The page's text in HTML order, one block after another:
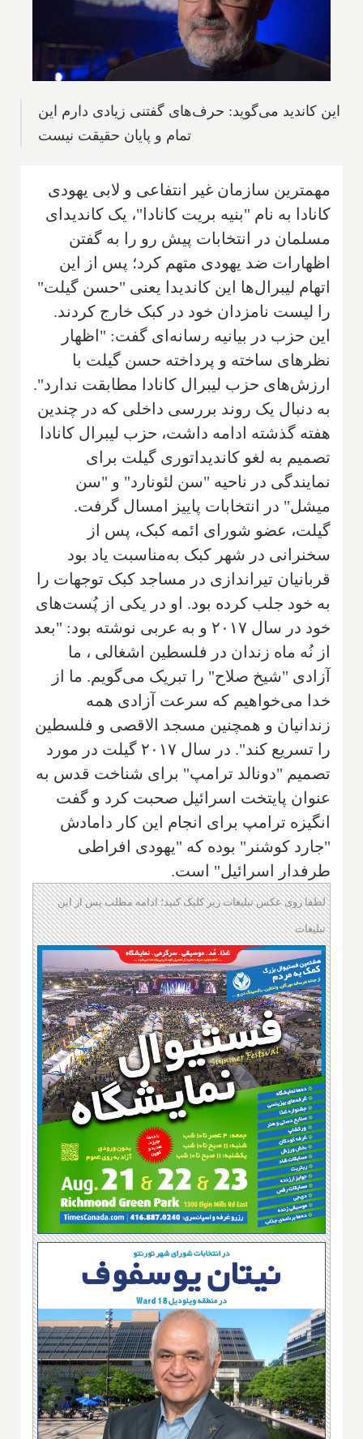
این کاندید می‌گوید: حرف‌های گفتنی زیادی دارم این
تمام و پایان حقیقت نیست
مهمترین سازمان غیر انتفاعی و لابی یهودی
کانادا به نام "بنیه بریت كانادا"، یک کاندیدای
مسلمان در انتخابات پیش رو را به گفتن
اظهارات ضد یهودی متهم كرد؛ پس از این
اتهام لیبرال‌ها این کاندیدا یعنی "حسن گیلت"
را لیست نامزدان خود در كبک خارج کردند.
این حزب در بیانیه رسانه‌ای گفت: "اظهار
نظرهای ساخته و پرداخته حسن گیلت با
ارزش‌های حزب لیبرال کانادا مطابقت ندارد".
به دنبال یک روند بررسی داخلی که در چندین
هفته گذشته ادامه داشت‌، حزب لیبرال کانادا
تصمیم به لغو کاندیداتوری گیلت برای
نمایندگی در ناحیه "سن لئونارد" و "سن
میشل" در انتخابات پاییز امسال گرفت.
گیلت‌، عضو شورای ائمه کبک‌، پس از
سخنرانی در شهر کبک به‌مناسبت یاد بود
قربانیان تیراندازی در مساجد کبک توجهات را
به خود جلب کرده بود. او در یکی از پُست‌های
خود در سال ۲۰۱۷ و به عربی نوشته بود: "بعد
از نُه ماه زندان در فلسطین اشغالی ، ما
آزادی "شیخ صلاح" را تبریک می‌گویم. ما از
خدا می‌خواهیم که سرعت آزادی همه
زندانیان و همچنین مسجد الاقصی و فلسطین
را تسریع کند". در سال ۲۰۱۷ گیلت در مورد
تصمیم "دونالد ترامپ" برای شناخت قدس به
عنوان پایتخت اسرائیل صحبت کرد و گفت
انگیزه ترامپ برای انجام این کار دامادش
"جارد کوشنر" بوده که "یهودی افراطی
طرفدار اسرائیل" است.
لطفا روی عکس تبلیغات زیر کلیک کنید؛ ادامه مطلب پس از این
تبلیغات